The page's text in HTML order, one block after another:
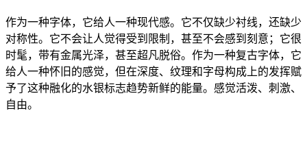
作为一种字体，它给人一种现代感。它不仅缺少衬线，还缺少
对称性。它不会让人觉得受到限制，甚至不会感到刻意；它很
时髦，带有金属光泽，甚至超凡脱俗。作为一种复古字体，它
给人一种怀旧的感觉，但在深度、纹理和字母构成上的发挥赋
予了这种融化的水银标志趋势新鲜的能量。感觉活泼、刺激、
自由。